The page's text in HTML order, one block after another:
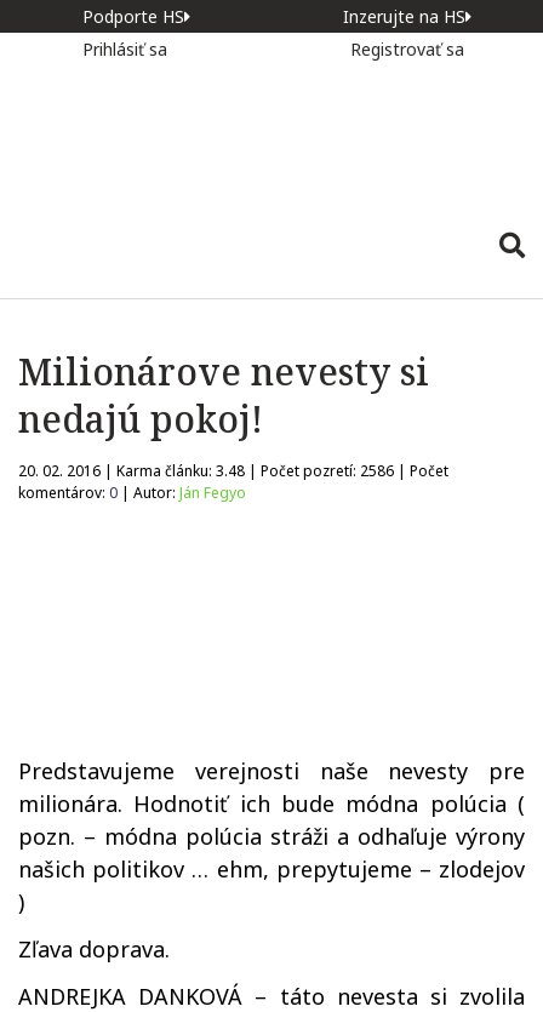
Podporte HS
Inzerujte na HS
Prihlásiť sa
Registrovať sa
Milionárove nevesty si
nedajú pokoj!
20. 02. 2016 | Karma článku: 3.48 | Počet pozretí: 2586 | Počet
komentárov: 0 | Autor: Ján Fegyo
Predstavujeme verejnosti naše nevesty pre
milionára. Hodnotiť ich bude módna polúcia (
pozn. – módna polúcia stráži a odhaľuje výrony
našich politikov … ehm, prepytujeme – zlodejov
)
Zľava doprava.
ANDREJKA DANKOVÁ – táto nevesta si zvolila